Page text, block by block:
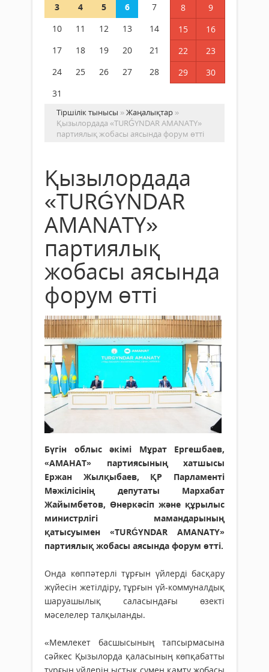
3
4 5 6 7 8
9
10
11 12 13 14 15
16
17
18 19 20 21 22
23
24
25 26 27 28 29
30
31
Тіршілік тынысы »Жаңалықтар »
Қызылордада «TURǴYNDAR AMANATY»
партиялық жобасы аясында форум өтті
Қызылордада
«TURǴYNDAR
AMANATY»
партиялық
жобасы аясында
форум өтті
Бүгін облыс әкімі Мұрат Ергешбаев,
«АМАНАТ» партиясының хатшысы
Ержан Жылқыбаев, ҚР Парламенті
Мәжілісінің депутаты Мархабат
Жайымбетов, Өнеркәсіп және құрылыс
министрлігі мамандарының
қатысуымен «TURǴYNDAR AMANATY»
партиялық жобасы аясында форум өтті.
Онда көппәтерлі тұрғын үйлерді басқару
жүйесін жетілдіру, тұрғын үй-коммуналдық
шаруашылық саласындағы өзекті
мәселелер талқыланды.
«Мемлекет басшысының тапсырмасына
сәйкес Қызылорда қаласының көпқабатты